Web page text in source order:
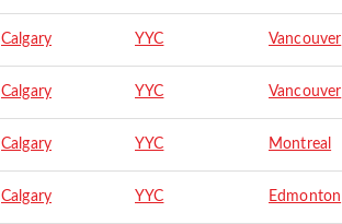
Calgary YYC Vancouver
Calgary YYC Vancouver
Calgary YYC Montreal
Calgary YYC Edmonton